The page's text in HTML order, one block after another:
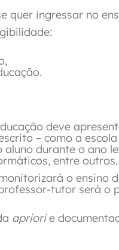
quer ingressar no
deve
– como a
durante o ano
entre outros.
o ensino
tutor será o
apriorie